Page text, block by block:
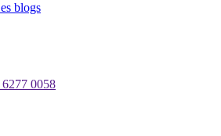
blogs
0058